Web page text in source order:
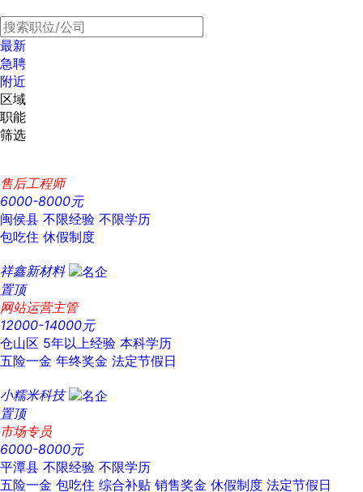
最新
急聘
附近
区域
职能
筛选
售后工程师
6000-8000元
闽侯县 不限经验 不限学历
包吃住 休假制度
祥鑫新材料
置顶
网站运营主管
12000-14000元
仓山区 5年以上经验 本科学历
五险一金 年终奖金 法定节假日
小糯米科技
置顶
市场专员
6000-8000元
平潭县 不限经验 不限学历
五险一金 包吃住 综合补贴 销售奖金 休假制度 法定节假日